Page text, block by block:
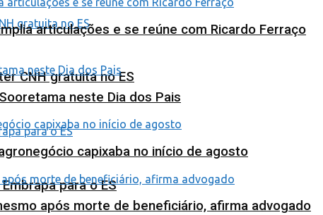
CNH gratuita no ES
para o ES
articulações e se reúne com Ricardo Ferraço
neste Dia dos Pais
capixaba no início de agosto
após morte de beneficiário, afirma advogado